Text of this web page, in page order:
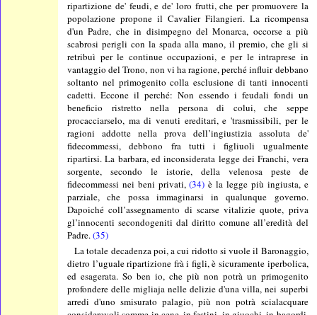
ripartizione de' feudi, e de' loro frutti, che per promuovere la
popolazione propone il Cavalier Filangieri. La ricompensa
d'un Padre, che in disimpegno del Monarca, occorse a più
scabrosi perigli con la spada alla mano, il premio, che gli si
retribuì per le continue occupazioni, e per le intraprese in
vantaggio del Trono, non vi ha ragione, perché influir debbano
soltanto nel primogenito colla esclusione di tanti innocenti
cadetti. Eccone il perché: Non essendo i feudali fondi un
beneficio ristretto nella persona di colui, che seppe
procacciarselo, ma di venuti ereditari, e 'trasmissibili, per le
ragioni addotte nella prova dell’ingiustizia assoluta de'
fidecommessi, debbono fra tutti i figliuoli ugualmente
ripartirsi. La barbara, ed inconsiderata legge dei Franchi, vera
sorgente, secondo le istorie, della velenosa peste de
fidecommessi nei beni privati,(34) è la legge più ingiusta, e
parziale, che possa immaginarsi in qualunque governo.
Dapoiché coll’assegnamento di scarse vitalizie quote, priva
gl’innocenti secondogeniti dal diritto comune all’eredità del
Padre.(35)
La totale decadenza poi, a cui ridotto si vuole il Baronaggio,
dietro l’uguale ripartizione frà i figli, è sicuramente iperbolica,
ed esagerata. So ben io, che più non potrà un primogenito
profondere delle migliaja nelle delizie d'una villa, nei superbi
arredi d'uno smisurato palagio, più non potrà scialacquare